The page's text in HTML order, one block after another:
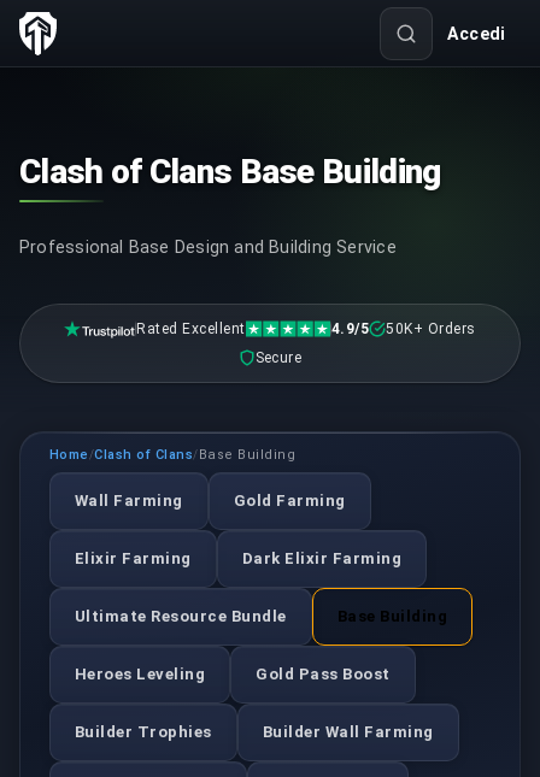
Accedi
Clash of Clans Base Building
Professional Base Design and Building Service
Rated Excellent 4.9/5
50K+ Orders
Secure
Home /Clash of Clans/Base Building
Wall Farming Gold Farming
Elixir Farming Dark Elixir Farming
Ultimate Resource Bundle Base Building
Heroes Leveling Gold Pass Boost
Builder Trophies Builder Wall Farming